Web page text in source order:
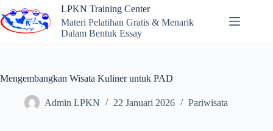
to
content
LPKN Training Center
Materi Pelatihan Gratis & Menarik
Dalam Bentuk Essay
Mengembangkan Wisata Kuliner untuk PAD
Admin LPKN 22 Januari 2026 Pariwisata